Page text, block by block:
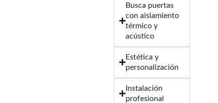
Busca puertas
con aislamiento
térmico y
acústico
Estética y
personalización
Instalación
profesional